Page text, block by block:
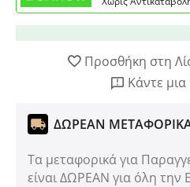
Προσθήκη στη
Κάντε
ΔΩΡΕΑΝ
Τα μεταφορικά για
είναι ΔΩΡΕΑΝ για όλη την